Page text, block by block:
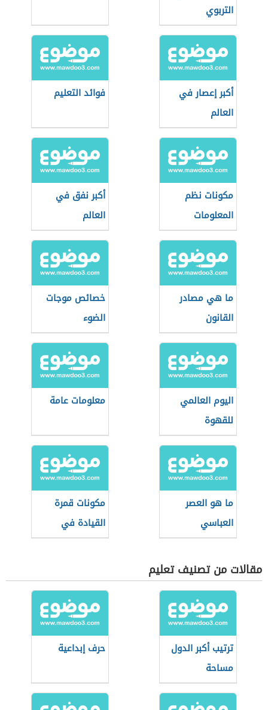
التربوي
أكبر إعصار في
العالم
فوائد التعليم
مكونات نظم
المعلومات
الجغرافية
الطبيعية
أكبر نفق في
العالم
ما هي مصادر
القانون
خصائص موجات
الضوء
اليوم العالمي
للقهوة
معلومات عامة
ما هو العصر
العباسي
مكونات قمرة
القيادة في
الطائرات
مقالات من تصنيف تعليم
ترتيب أكبر الدول
مساحة
حرف إبداعية